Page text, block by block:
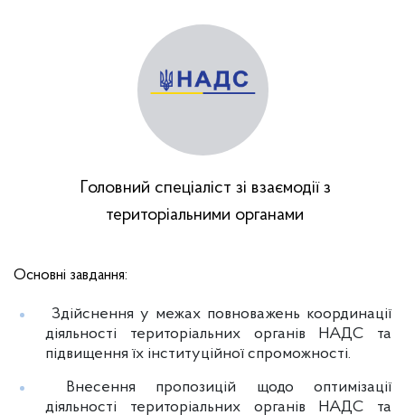
Головний спеціаліст зі взаємодії з
територіальними органами
Основні завдання:
Здійснення у межах повноважень координації
діяльності територіальних органів НАДС та
підвищення їх інституційної спроможності.
Внесення пропозицій щодо оптимізації
діяльності територіальних органів НАДС та